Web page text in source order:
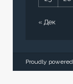
« Дек
Proudly